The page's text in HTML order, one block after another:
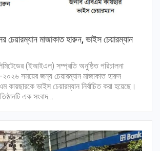
চেয়ারম্যান মাজাকাত হারুন, ভাইস চেয়ারম্যান
(ইআইএল) সম্প্রতি অনুষ্ঠিত পরিচালনা
সময়ের জন্য চেয়ারম্যান মাজাকাত হারুন
কায়ছারকে ভাইস চেয়ারম্যান নির্বাচিত করা হয়েছে।
এক সংবাদ…